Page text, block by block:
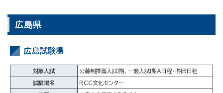
広島県
広島試験場
対象入試 公募制推薦入試Ⅰ期、一般入試Ⅰ期A日程・Ⅰ期B日程
試験場名 ＲＣＣ文化センター